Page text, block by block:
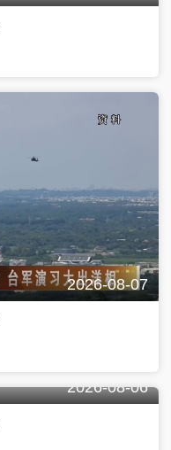
2026-08-07
2026-08-06